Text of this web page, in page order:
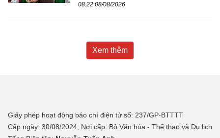
08:22 08/08/2026
Xem thêm
Giấy phép hoạt động báo chí điện tử số: 237/GP-BTTTT
Cấp ngày: 30/08/2024; Nơi cấp: Bộ Văn hóa - Thể thao và Du lịch